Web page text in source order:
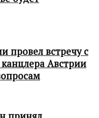
провел встречу с
Австрии